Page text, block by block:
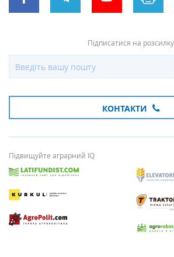
Підписатися на розсилку
КОНТАКТИ
Підвищуйте аграрний IQ